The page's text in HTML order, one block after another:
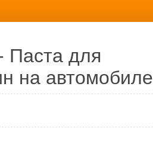
Паста для
на автомобиле